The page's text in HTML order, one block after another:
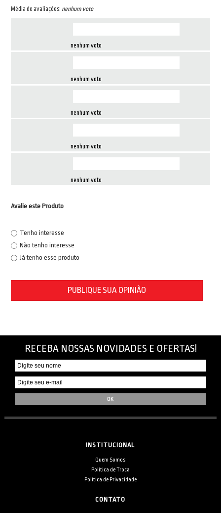
Média de avaliações: nenhum voto
nenhum voto
nenhum voto
nenhum voto
nenhum voto
nenhum voto
Avalie este Produto
Tenho interesse
Não tenho interesse
Já tenho esse produto
PUBLIQUE SUA OPINIÃO
RECEBA NOSSAS NOVIDADES E OFERTAS!
INSTITUCIONAL
Quem Somos
Política de Troca
Política de Privacidade
CONTATO